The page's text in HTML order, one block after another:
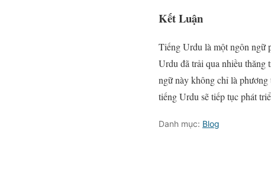
Kết Luận
Tiếng Urdu là một ngôn ngữ
Urdu đã trải qua nhiều
ngữ này không chỉ là phương
tiếng Urdu sẽ tiếp tục phát
Danh mục: Blog